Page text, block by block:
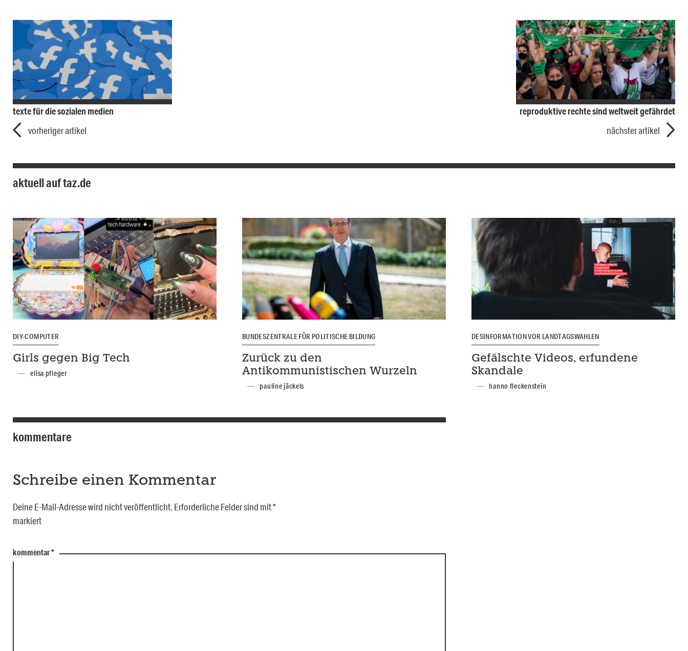
texte für die sozialen medien
vorheriger artikel
reproduktive rechte sind weltweit gefährdet
nächster artikel
aktuell auf taz.de
DIY-COMPUTER
Girls gegen Big Tech
elisa pfleger
BUNDESZENTRALE FÜR POLITISCHE BILDUNG
Zurück zu den
Antikommunistischen Wurzeln
pauline jäckels
DESINFORMATION VOR LANDTAGSWAHLEN
Gefälschte Videos, erfundene
Skandale
hanno fleckenstein
kommentare
Schreibe einen Kommentar
Deine E-Mail-Adresse wird nicht veröffentlicht. Erforderliche Felder sind mit*
markiert
kommentar*